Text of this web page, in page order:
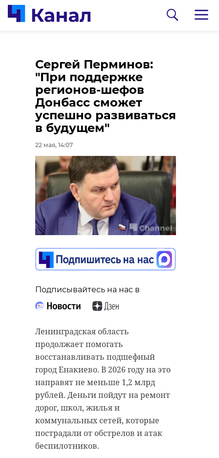
Сергей Перминов:
"При поддержке
регионов-шефов
Донбасс сможет
успешно развиваться
в будущем"
22 мая, 14:07
Подписывайтесь на нас в
Ленинградская область
продолжает помогать
восстанавливать подшефный
город Енакиево. В 2026 году на это
направят не меньше 1,2 млрд
рублей. Деньги пойдут на ремонт
дорог, школ, жилья и
коммунальных сетей, которые
пострадали от обстрелов и атак
беспилотников.
Пенсионерам из
Тосненского района
вернут деньги,
украденные
телефонными
мошенниками
22 мая, 11:16
Подписывайтесь на нас в
Тосненская городская прокуратура
защитила права пенсионеров,
пострадавших от мошенничества
в сфере информационно-
телекоммуникационных
технологий. Пожилым людям,
ставшим жертвами аферистов,
вернут украденные деньги.
Потерпевшие перевели деньги на
различные банковские счета. В
Через порт
Петербурга
импортировали
более 25 тысяч тонн
чая
22 мая, 12:13
порт Санкт-Петербурга в Россию
ввезли более 25 тысяч тонн чая.
Поставки проходили под
контролем Северо-Западного
управления Россельхознадзора.
Всего в страну поступило 822
партии черного, зеленого чая и
улуна. Основными поставщиками
стали Индия, Кения, Шри-Ланка,
Китай, Вьетнам и Индонезия. В